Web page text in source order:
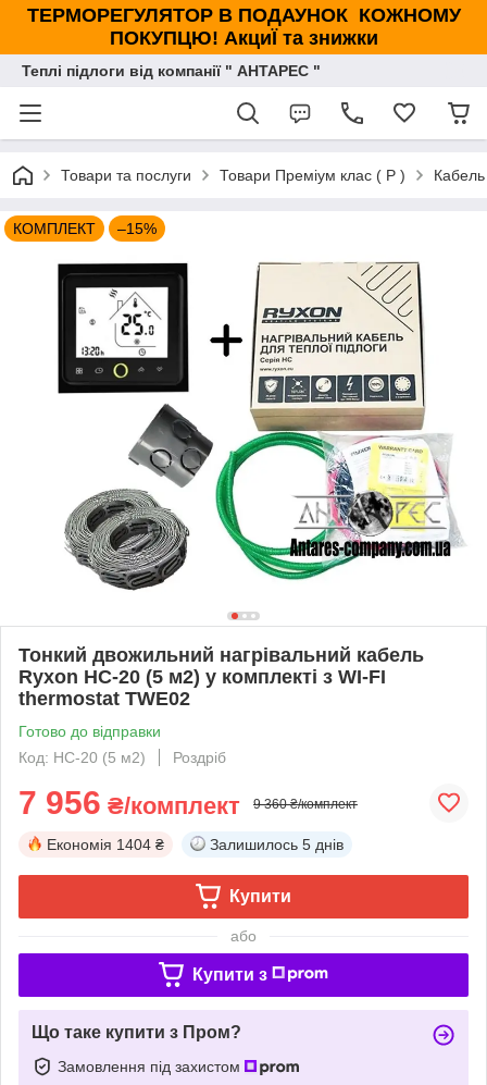
ТЕРМОРЕГУЛЯТОР В ПОДАУНОК КОЖНОМУ
ПОКУПЦЮ! АкциЇ та знижки
Теплі підлоги від компанії " АНТАРЕС "
Товари та послуги Товари Преміум клас ( Р )
КОМПЛЕКТ –15%
Тонкий двожильний нагрівальний кабель
Ryxon HC-20 (5 м2) у комплекті з WI-FI
thermostat TWE02
Готово до відправки
Код: HC-20 (5 м2)
Роздріб
7 956 ₴/комплект 9 360 ₴/комплект
Економія 1404 ₴ Залишилось 5 днів
Купити
або
Купити з
Що таке купити з Пром?
Замовлення під захистом